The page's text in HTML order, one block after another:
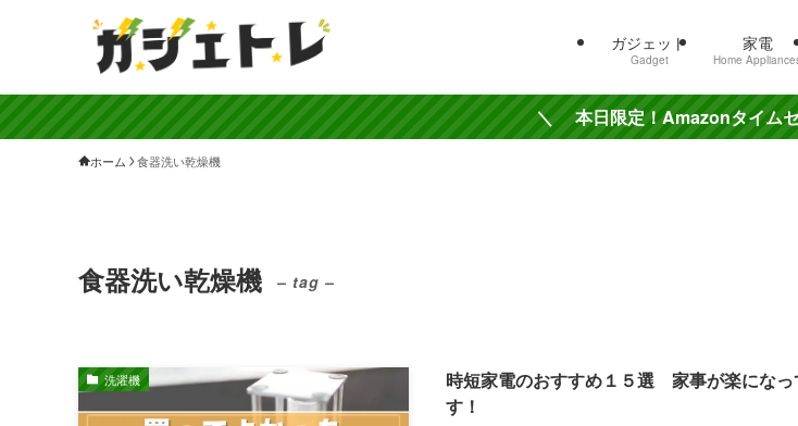
ガジェット
Gadget
家電
Home
＼ 本日限定！Amazonタイム
ホーム 食器洗い乾燥機
食器洗い乾燥機 – tag –
洗濯機
時短家電のおすすめ１５選 家事が楽になっ
す！